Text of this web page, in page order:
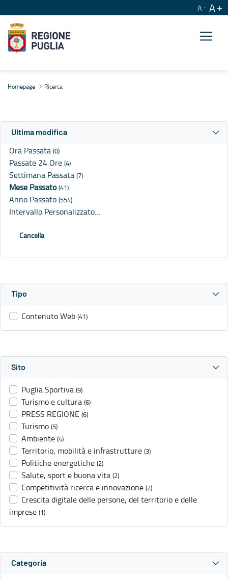
A A
Homepage Ricerca
Ultima modifica
Ora Passata (0)
Passate 24 Ore (4)
Settimana Passata (7)
Mese Passato(41)
Anno Passato (554)
Intervallo Personalizzato…
Cancella
Tipo
Contenuto Web (41)
Sito
Puglia Sportiva (9)
Turismo e cultura (6)
PRESS REGIONE (6)
Turismo (5)
Ambiente (4)
Territorio, mobilità e infrastrutture (3)
Politiche energetiche (2)
Salute, sport e buona vita (2)
Competitività ricerca e innovazione (2)
Crescita digitale delle persone, del territorio e delle
imprese (1)
Categoria